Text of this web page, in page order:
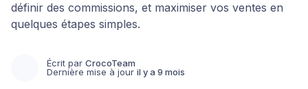
définir des commissions, et maximiser vos ventes en
quelques étapes simples.
Écrit par CrocoTeam
Dernière mise à jour il y a 9 mois